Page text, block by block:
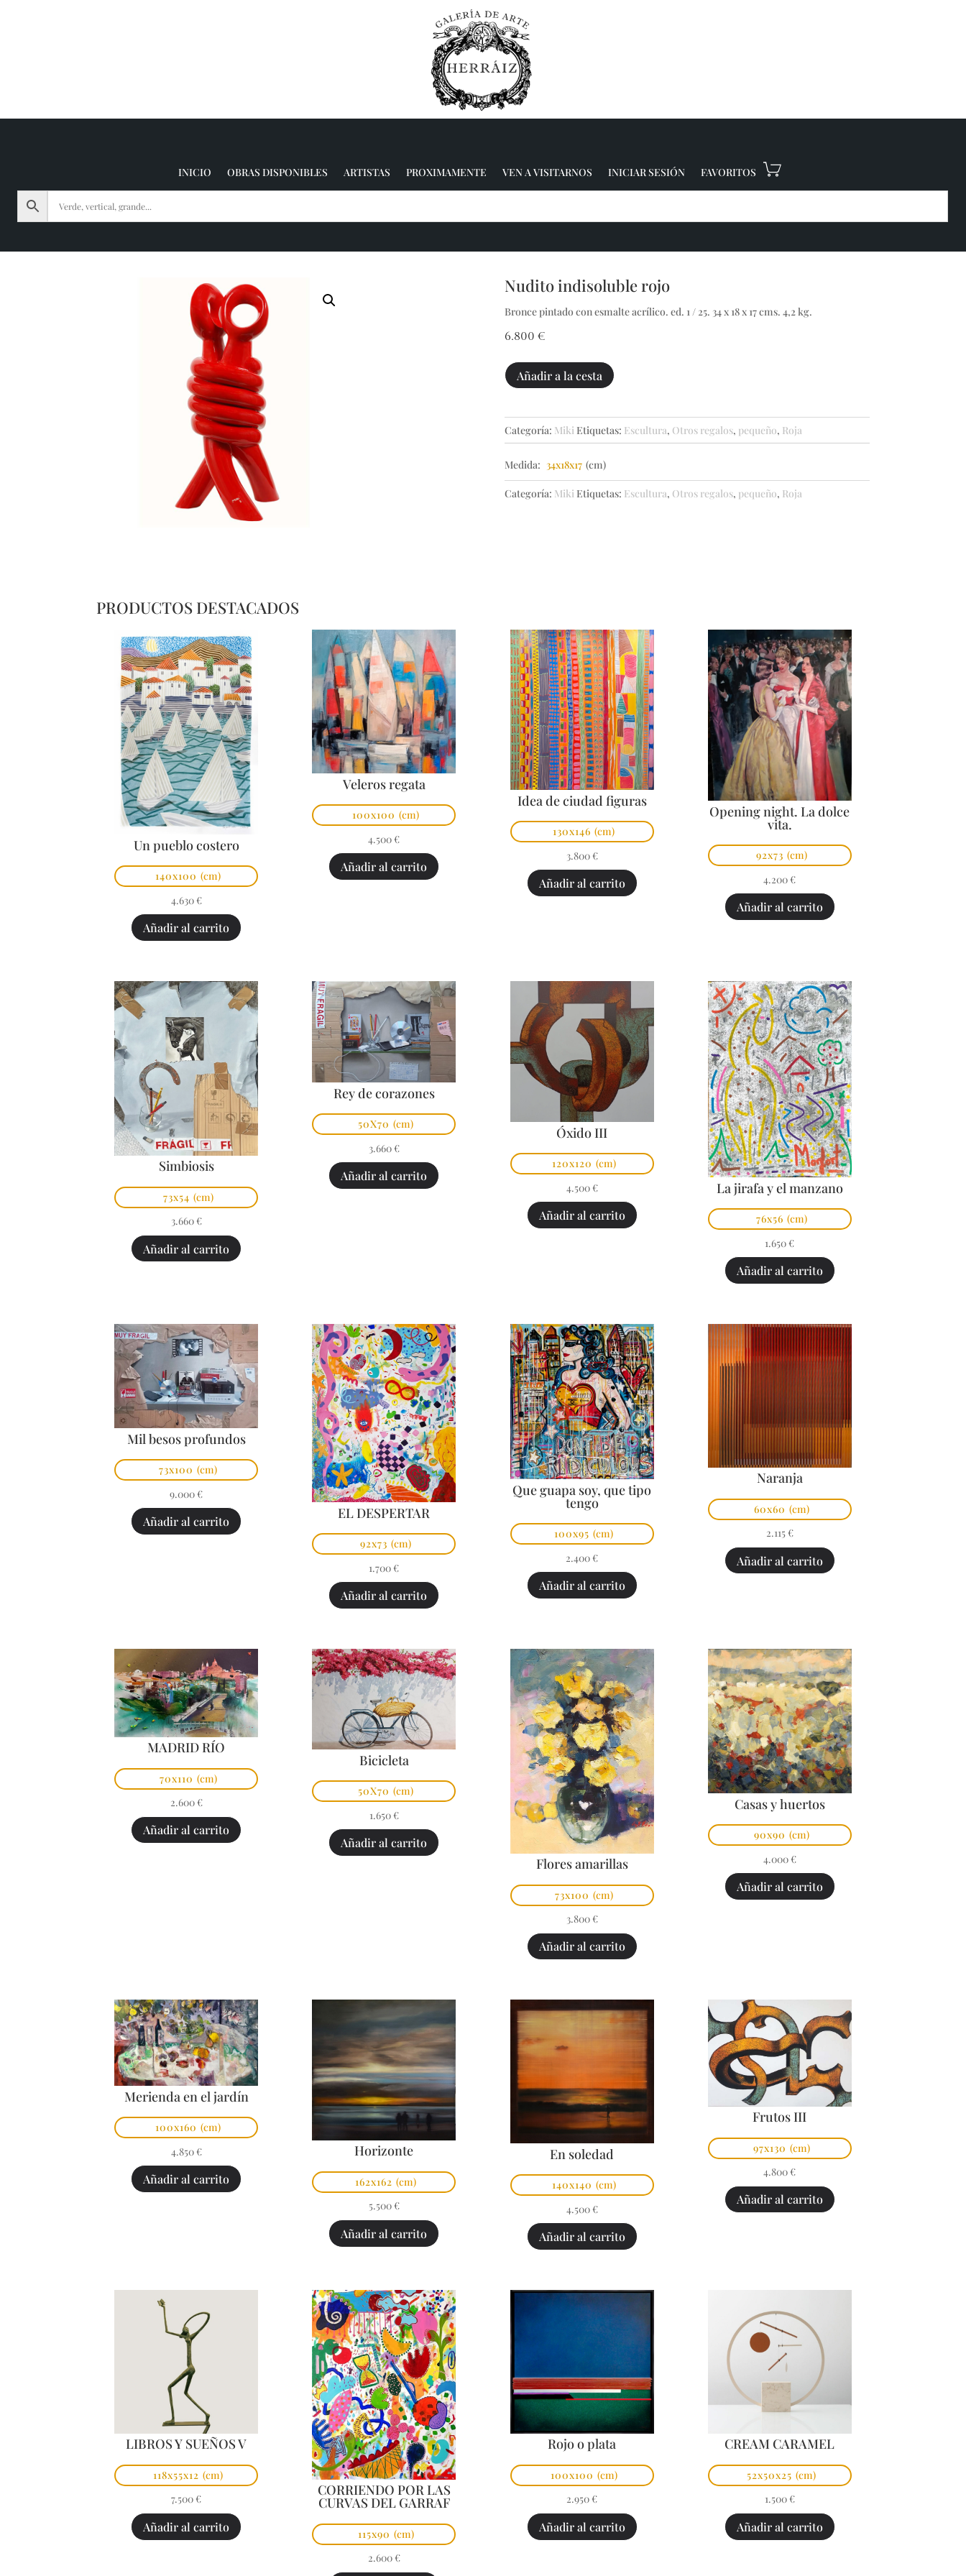
INICIO OBRAS DISPONIBLES ARTISTAS PROXIMAMENTE VEN A VISITARNOS INICIAR SESIÓN FAVORITOS
Nudito indisoluble rojo
Bronce pintado con esmalte acrílico. ed. 1 / 25. 34 x 18 x 17 cms. 4,2 kg.
6.800 €
Nudito
indisoluble
cantidad
Añadir a la cesta
Categoría: Miki Etiquetas: Escultura, Otros regalos, pequeño, Roja
Medida: 34x18x17 (cm)
Categoría: Miki Etiquetas: Escultura, Otros regalos, pequeño, Roja
PRODUCTOS DESTACADOS
Un pueblo costero
140x100 (cm)
4.630 €
Añadir al carrito
Veleros regata
100x100 (cm)
4.500 €
Añadir al carrito
Idea de ciudad figuras
130x146 (cm)
3.800 €
Añadir al carrito
Opening night. La dolce
vita.
92x73 (cm)
4.200 €
Añadir al carrito
Simbiosis
73x54 (cm)
3.660 €
Añadir al carrito
Rey de corazones
50X70 (cm)
3.660 €
Añadir al carrito
Óxido III
120x120 (cm)
4.500 €
Añadir al carrito
La jirafa y el manzano
76x56 (cm)
1.650 €
Añadir al carrito
Mil besos profundos
73x100 (cm)
9.000 €
Añadir al carrito
EL DESPERTAR
92x73 (cm)
1.700 €
Añadir al carrito
Que guapa soy, que tipo
tengo
100x95 (cm)
2.400 €
Añadir al carrito
Naranja
60x60 (cm)
2.115 €
Añadir al carrito
MADRID RÍO
70x110 (cm)
2.600 €
Añadir al carrito
Bicicleta
50X70 (cm)
1.650 €
Añadir al carrito
Flores amarillas
73x100 (cm)
3.800 €
Añadir al carrito
Casas y huertos
90x90 (cm)
4.000 €
Añadir al carrito
Merienda en el jardín
100x160 (cm)
4.850 €
Añadir al carrito
Horizonte
162x162 (cm)
5.500 €
Añadir al carrito
En soledad
140x140 (cm)
4.500 €
Añadir al carrito
Frutos III
97x130 (cm)
4.800 €
Añadir al carrito
LIBROS Y SUEÑOS V
118x55x12 (cm)
7.500 €
Añadir al carrito
CORRIENDO POR LAS
CURVAS DEL GARRAF
115x90 (cm)
2.600 €
Rojo o plata
100x100 (cm)
2.950 €
Añadir al carrito
CREAM CARAMEL
52x50x25 (cm)
1.500 €
Añadir al carrito